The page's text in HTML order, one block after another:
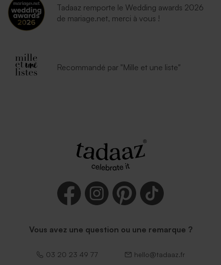
Tadaaz remporte le Wedding awards 2026
de mariage.net, merci à vous !
Recommandé par "Mille et une liste"
Vous avez une question ou une remarque ?
03 20 23 49 77 hello@tadaaz.fr